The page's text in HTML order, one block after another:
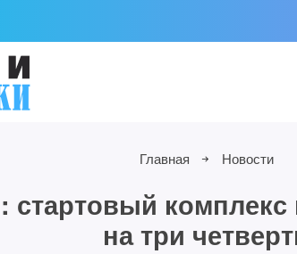
Главная Новости
стартовый комплекс
на три